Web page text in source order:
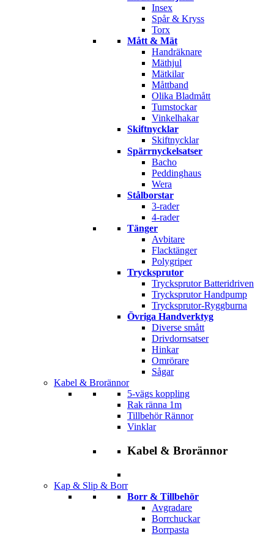
Insex
Spår & Kryss
Torx
Mått & Mät
Handräknare
Mäthjul
Mätkilar
Måttband
Olika Bladmått
Tumstockar
Vinkelhakar
Skiftnycklar
Skiftnycklar
Spärrnyckelsatser
Bacho
Peddinghaus
Wera
Stålborstar
3-rader
4-rader
Tänger
Avbitare
Flacktänger
Polygriper
Trycksprutor
Trycksprutor Batteridriven
Trycksprutor Handpump
Trycksprutor-Ryggburna
Övriga Handverktyg
Diverse smått
Drivdornsatser
Hinkar
Omrörare
Sågar
Kabel & Brorännor
5-vägs koppling
Rak ränna 1m
Tillbehör Rännor
Vinklar
Kabel & Brorännor
Kap & Slip & Borr
Borr & Tillbehör
Avgradare
Borrchuckar
Borrpasta